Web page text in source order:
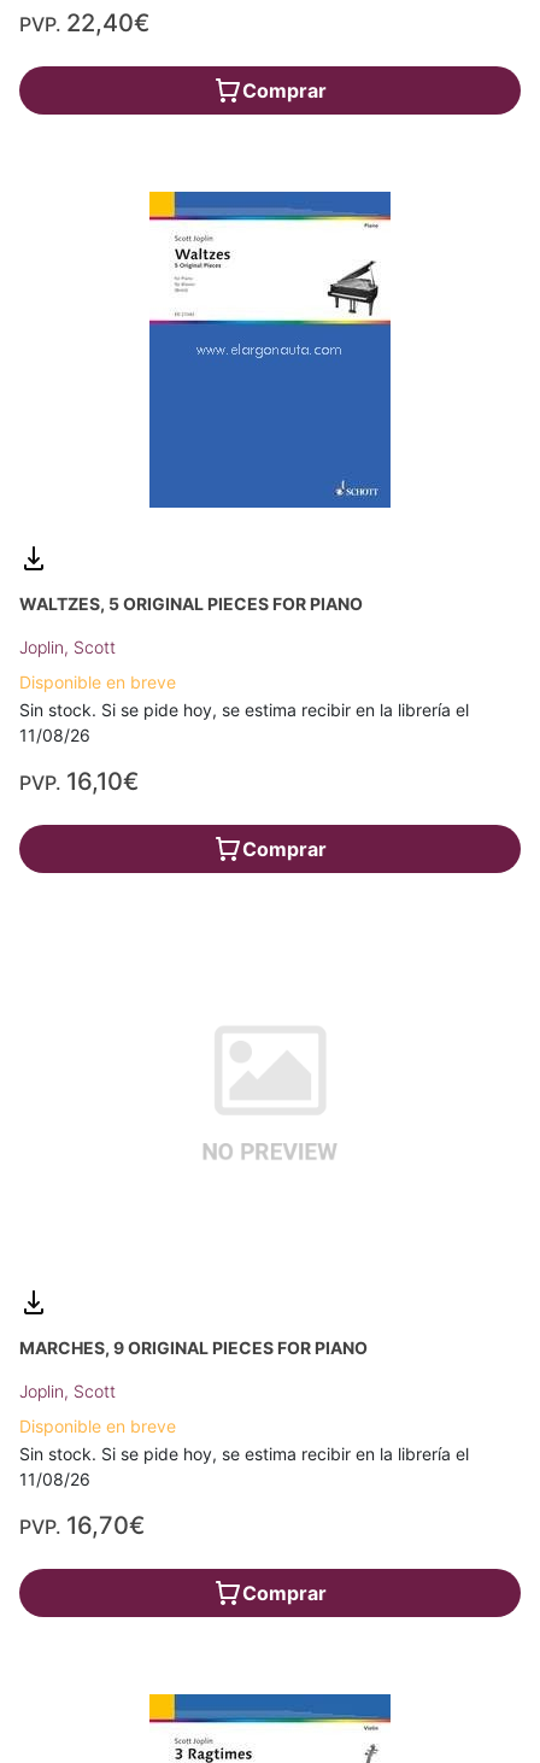
PVP. 22,40€
Comprar
WALTZES, 5 ORIGINAL PIECES FOR PIANO
Joplin, Scott
Disponible en breve
Sin stock. Si se pide hoy, se estima recibir en la librería el
11/08/26
PVP. 16,10€
Comprar
MARCHES, 9 ORIGINAL PIECES FOR PIANO
Joplin, Scott
Disponible en breve
Sin stock. Si se pide hoy, se estima recibir en la librería el
11/08/26
PVP. 16,70€
Comprar